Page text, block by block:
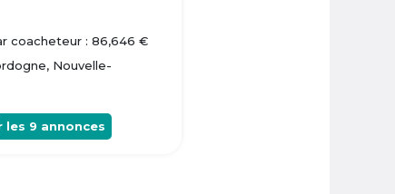
coacheteur : 86,646 €
Nouvelle-
les 9 annonces